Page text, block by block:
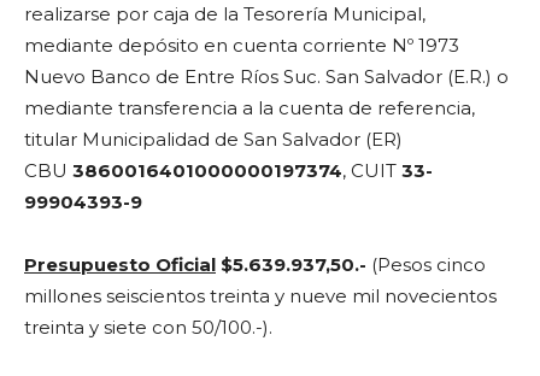
realizarse por caja de la Tesorería Municipal,
mediante depósito en cuenta corriente Nº 1973
Nuevo Banco de Entre Ríos Suc. San Salvador (E.R.) o
mediante transferencia a la cuenta de referencia,
titular Municipalidad de San Salvador (ER)
CBU 3860016401000000197374, CUIT 33-
99904393-9
Presupuesto Oficial $5.639.937,50.- (Pesos cinco
millones seiscientos treinta y nueve mil novecientos
treinta y siete con 50/100.-).